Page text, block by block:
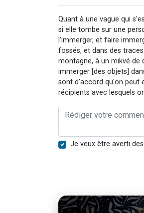
Quant à une vague qui
si elle tombe sur une
l'immerger, et faire
fossés, et dans des
montagne, à un mikvé de
immerger [des objets]
sont d'accord qu'on peut
récipients avec lesquels
Je veux être averti